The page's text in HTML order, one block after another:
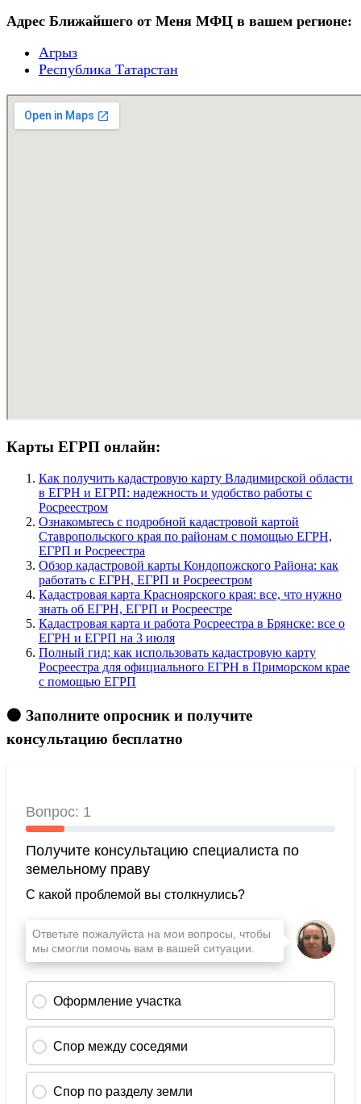
Адрес Ближайшего от Меня МФЦ в вашем регионе:
Агрыз
Республика Татарстан
Карты ЕГРП онлайн:
Как получить кадастровую карту Владимирской области
в ЕГРН и ЕГРП: надежность и удобство работы с
Росреестром
Ознакомьтесь с подробной кадастровой картой
Ставропольского края по районам с помощью ЕГРН,
ЕГРП и Росреестра
Обзор кадастровой карты Кондопожского Района: как
работать с ЕГРН, ЕГРП и Росреестром
Кадастровая карта Красноярского края: все, что нужно
знать об ЕГРН, ЕГРП и Росреестре
Кадастровая карта и работа Росреестра в Брянске: все о
ЕГРН и ЕГРП на 3 июля
Полный гид: как использовать кадастровую карту
Росреестра для официального ЕГРН в Приморском крае
с помощью ЕГРП
🟠 Заполните опросник и получите
консультацию бесплатно